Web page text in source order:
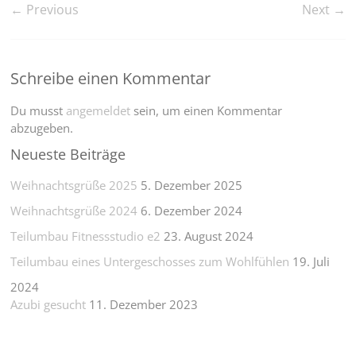
← Previous Next →
Schreibe einen Kommentar
Du musst angemeldet sein, um einen Kommentar
abzugeben.
Neueste Beiträge
Weihnachtsgrüße 2025 5. Dezember 2025
Weihnachtsgrüße 2024 6. Dezember 2024
Teilumbau Fitnessstudio e2 23. August 2024
Teilumbau eines Untergeschosses zum Wohlfühlen 19. Juli
2024
Azubi gesucht 11. Dezember 2023